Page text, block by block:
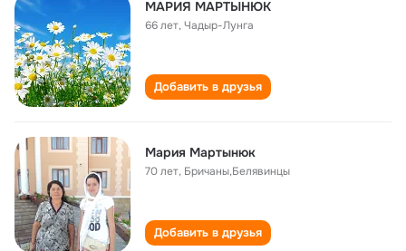
МАРИЯ МАРТЫНЮК
66 лет,Чадыр-Лунга
Добавить в друзья
Мария Мартынюк
70 лет, Бричаны,Белявинцы
Добавить в друзья